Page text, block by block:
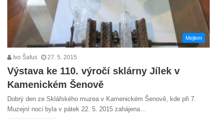
Mejlem
Ivo Šafus 27. 5. 2015
Výstava ke 110. výročí sklárny Jílek v
Kamenickém Šenově
Dobrý den ze Sklářského muzea v Kamenickém Šenově, kde při 7.
Muzejní noci byla v pátek 22. 5. 2015 zahájena…